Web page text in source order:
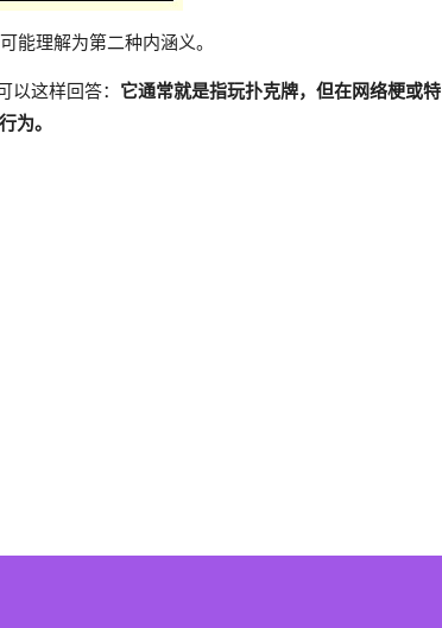
能理解为第二种内涵义。
这样回答： 它通常就是指玩扑克牌，但在网络梗或特
为。